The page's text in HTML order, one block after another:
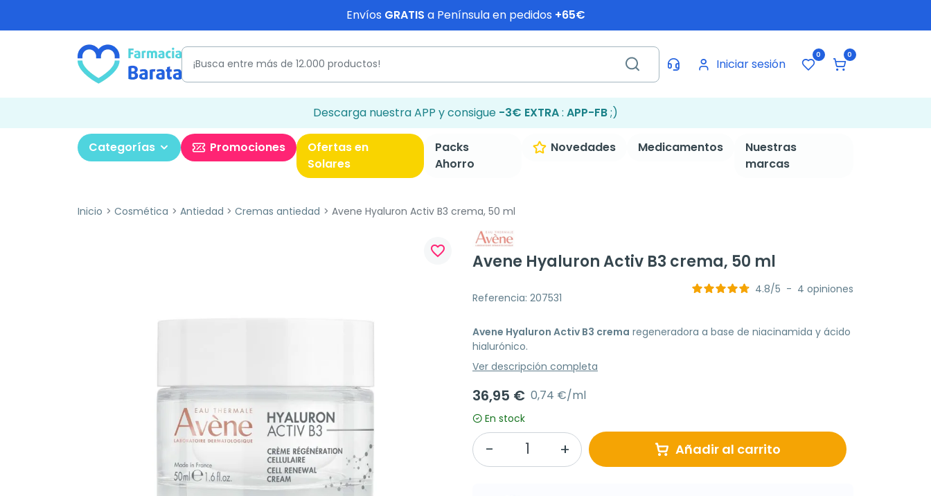
Envíos GRATIS a Península en pedidos +65€
Iniciar sesión
0 0
Descarga nuestra APP y consigue -3€ EXTRA: APP-FB;)
Categorías Promociones
Ofertas en
Solares
Packs
Ahorro
Novedades Medicamentos
Nuestras
marcas
Inicio Cosmética Antiedad Cremas antiedad Avene Hyaluron Activ B3 crema, 50 ml
favorite_border
Avene Hyaluron Activ B3 crema, 50 ml
Referencia: 207531
4.8/5 - 4 opiniones
Avene Hyaluron Activ B3 crema regeneradora a base de niacinamida y ácido
hialurónico.
Ver descripción completa
36,95 € 0,74 €/ml
En stock
Añadir al carrito